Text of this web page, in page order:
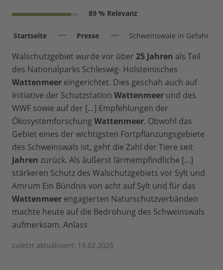
89 % Relevanz
Startseite Presse Schweinswale in Gefahr
Walschutzgebiet wurde vor über 25 Jahren als Teil
des Nationalparks Schleswig- Holsteinisches
Wattenmeer eingerichtet. Dies geschah auch auf
Initiative der Schutzstation Wattenmeer und des
WWF sowie auf der […] Empfehlungen der
ÖkosystemforschungWattenmeer. Obwohl das
Gebiet eines der wichtigsten Fortpflanzungsgebiete
des Schweinswals ist, geht die Zahl der Tiere seit
Jahren zurück. Als äußerst lärmempfindliche […]
stärkeren Schutz des Walschutzgebiets vor Sylt und
Amrum Ein Bündnis von acht auf Sylt und für das
Wattenmeer engagierten Naturschutzverbänden
machte heute auf die Bedrohung des Schweinswals
aufmerksam. Anlass
zuletzt aktualisiert: 19.02.2025